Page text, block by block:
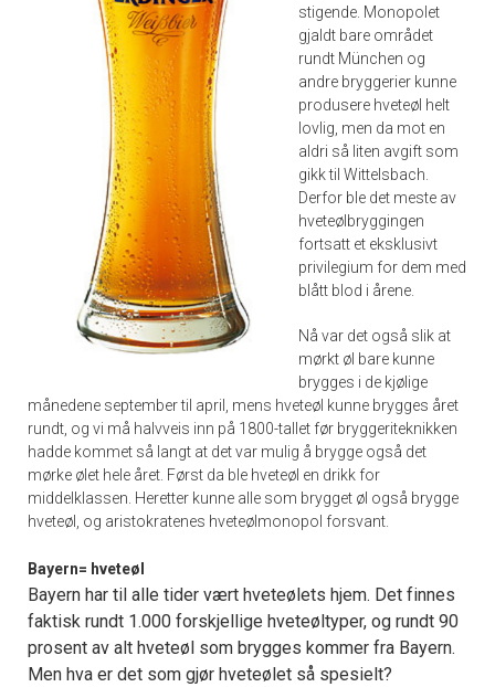
stigende. Monopolet
gjaldt bare området
rundt München og
andre bryggerier kunne
produsere hveteøl helt
lovlig, men da mot en
aldri så liten avgift som
gikk til Wittelsbach.
Derfor ble det meste av
hveteølbryggingen
fortsatt et eksklusivt
privilegium for dem med
blått blod i årene.
Nå var det også slik at
mørkt øl bare kunne
brygges i de kjølige
månedene september til april, mens hveteøl kunne brygges året
rundt, og vi må halvveis inn på 1800-tallet før bryggeriteknikken
hadde kommet så langt at det var mulig å brygge også det
mørke ølet hele året. Først da ble hveteøl en drikk for
middelklassen. Heretter kunne alle som brygget øl også brygge
hveteøl, og aristokratenes hveteølmonopol forsvant.
Bayern= hveteøl
Bayern har til alle tider vært hveteølets hjem. Det finnes
faktisk rundt 1.000 forskjellige hveteøltyper, og rundt 90
prosent av alt hveteøl som brygges kommer fra Bayern.
Men hva er det som gjør hveteølet så spesielt?